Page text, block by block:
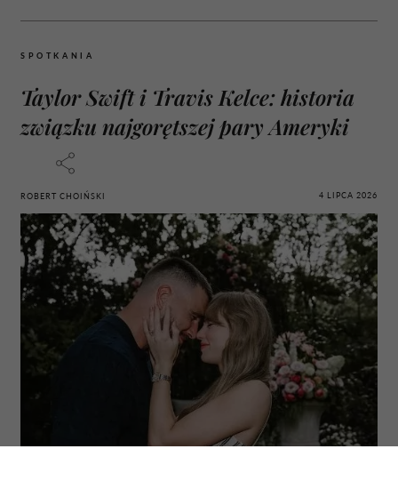
SPOTKANIA
Taylor Swift i Travis Kelce: historia
związku najgorętszej pary Ameryki
ROBERT CHOIŃSKI 4 LIPCA 2026